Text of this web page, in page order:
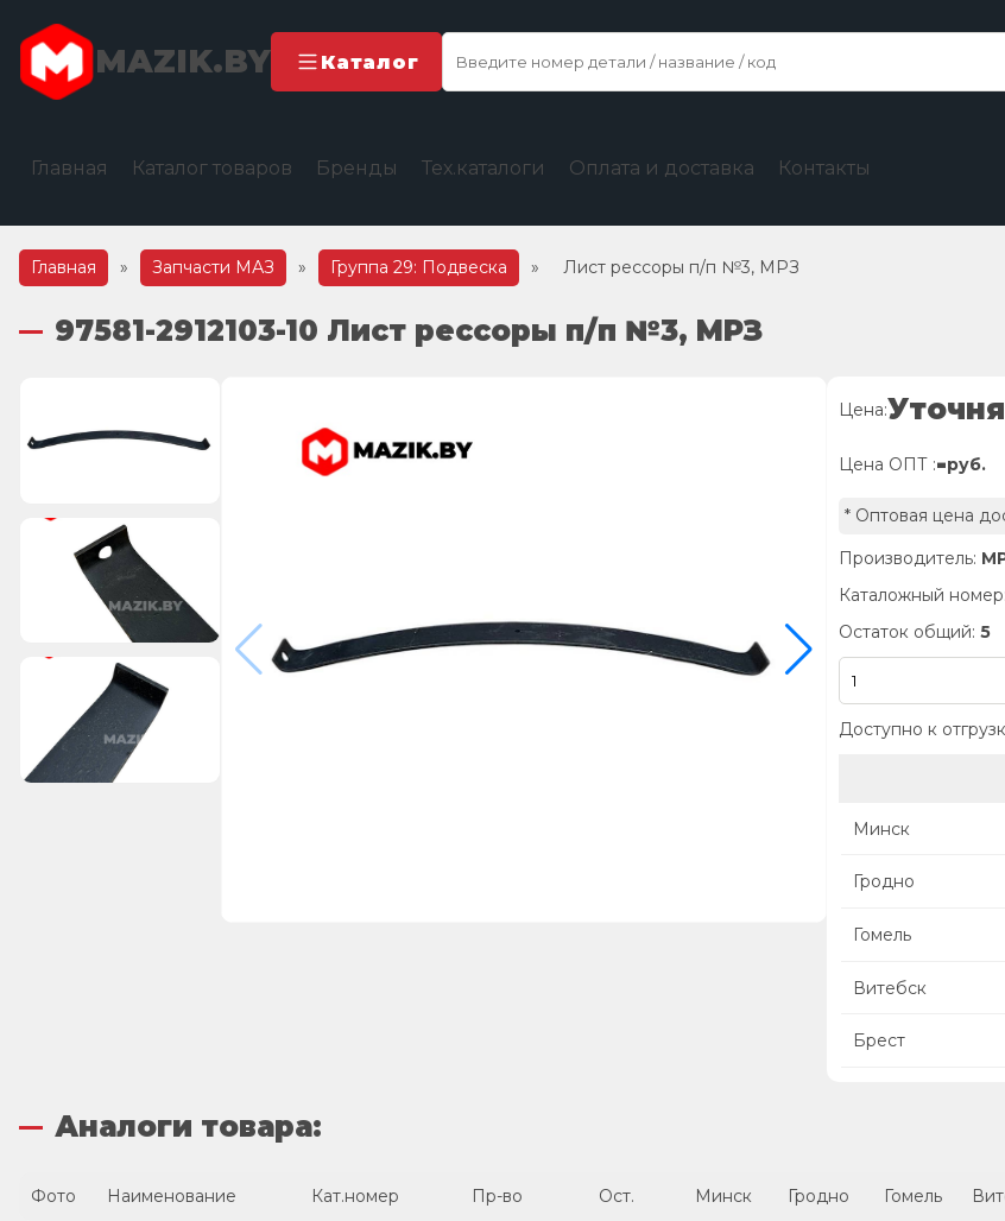
MAZIK.BY Каталог
Главная Каталог товаров Бренды Тех.каталоги Оплата и доставка Контакты
Главная » Запчасти МАЗ » Группа 29: Подвеска » Лист рессоры п/п №3, МРЗ
97581-2912103-10 Лист рессоры п/п №3, МРЗ
Цена:
Цена ОПТ :-руб.
* Оптовая цена
Производитель:
Каталожный номер:
Остаток общий: 5
Доступно к
Минск
Гродно
Гомель
Витебск
Брест
Аналоги товара:
Фото Наименование Кат.номер Пр-во Ост. Минск Гродно Гомель